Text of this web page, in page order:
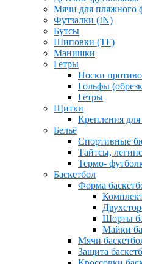
Мячи для пляжного
Футзалки (IN)
Бутсы
Шиповки (TF)
Манишки
Гетры
Носки
Гольфы
Гетры
Щитки
Крепления
Бельё
Спортивные
Тайтсы,
Термо-
Баскетбол
Форма
Шорты
Майки
Мячи
Защита